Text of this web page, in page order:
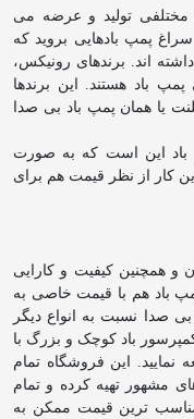
مختلفی تولید و عرضه می
پمپ بادهایی بروید که
اند. برندهای رونیکس،
باد هستند. این برندها
یا همان پمپ باد بی صدا
باد این است که به صورت
کار از نظر قیمت هم برای
و همچنین کیفیت و کارایی
باد هم با قیمت خاصی به
صدا نسبت به انواع دیگر
باد کوچک و بزرگ با
نمایید. این فروشگاه تمام
مشهور تهیه کرده و تمام
مناسب ترین قیمت ممکن به